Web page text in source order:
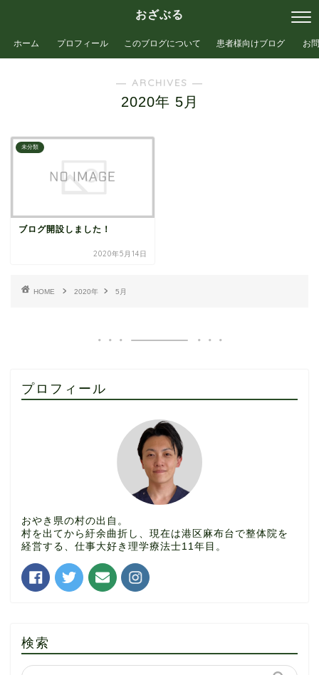
おざぶる
ホーム プロフィール このブログについて 患者様向けブログ お
― ARCHIVES ―
2020年 5月
未分類
ブログ開設しました！
2020年5月14日
HOME 2020年 5月
プロフィール
おやき県の村の出自。
村を出てから紆余曲折し、現在は港区麻布台で整体院を
経営する、仕事大好き理学療法士11年目。
検索